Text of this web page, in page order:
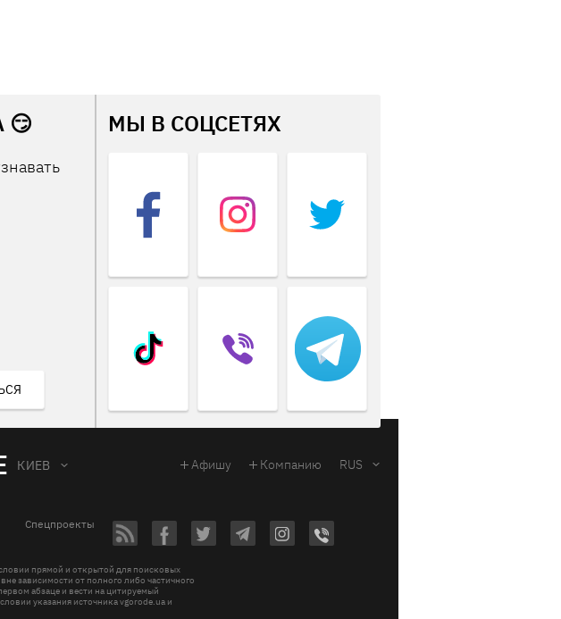
😏 МЫ В СОЦСЕТЯХ
КИЕВ Афишу Компанию RUS
Спецпроекты
прямой и открытой для поисковых
зависимости от полного либо частичного
абзаце и вести на цитируемый
указания источника vgorode.ua и